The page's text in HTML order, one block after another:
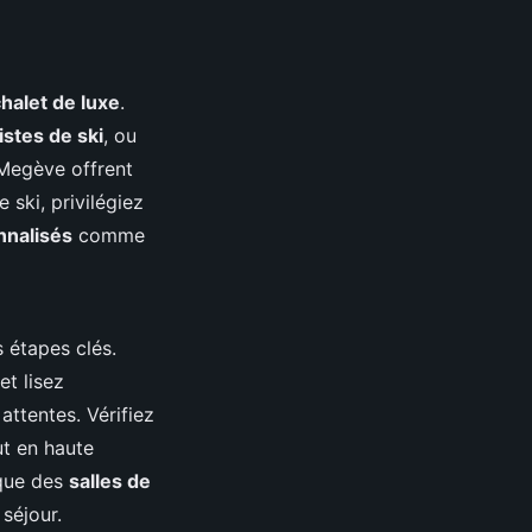
de luxe.
de ski, ou
offrent
ski, privilégiez
comme
clés.
lisez
Vérifiez
en haute
des salles de